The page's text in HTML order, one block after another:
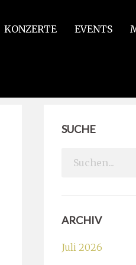
KONZERTE EVENTS
SUCHE
Search
ARCHIV
Juli 2026